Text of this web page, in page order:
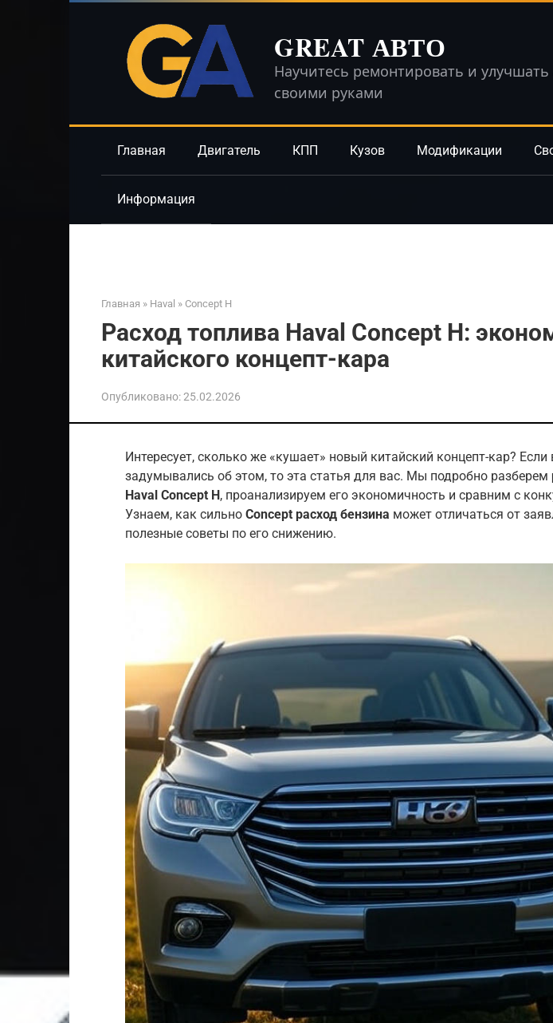
GREAT АВТО
Научитесь ремонтировать и
своими руками
Главная Двигатель КПП Кузов Модификации
Информация
Главная » Haval » Concept H
Расход топлива Haval Concept H:
китайского концепт-кара
Опубликовано:25.02.2026
Интересует, сколько же «кушает» новый китайский концепт-кар? Если
задумывались об этом, то эта статья для вас. Мы подробно разберем
Haval Concept H, проанализируем его экономичность и сравним с
Узнаем, как сильно Concept расход бензина может отличаться от
полезные советы по его снижению.